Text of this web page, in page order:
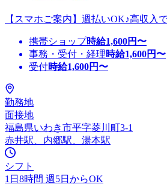
【スマホご案内】週払いOK♪高収入
携帯ショップ時給1,600円〜
事務・受付・経理時給1,600円〜
受付時給1,600円〜
勤務地
面接地
福島県いわき市平字菱川町3-1
赤井駅、内郷駅、湯本駅
シフト
1日8時間 週5日からOK